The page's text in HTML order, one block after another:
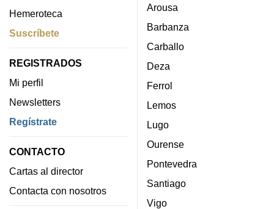
Hemeroteca
Suscríbete
REGISTRADOS
Mi perfil
Newsletters
Regístrate
CONTACTO
Cartas al director
Contacta con nosotros
Arousa
Barbanza
Carballo
Deza
Ferrol
Lemos
Lugo
Ourense
Pontevedra
Santiago
Vigo